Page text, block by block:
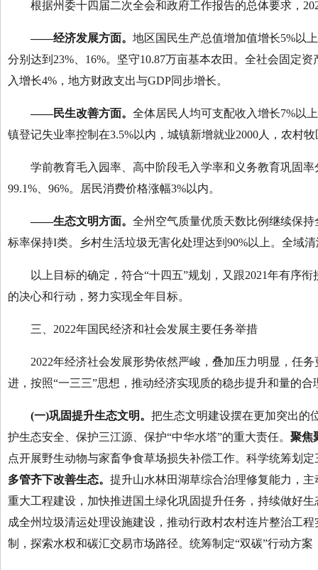
根据州委十四届二次全会和政府工作报告的总体要求，
——经济发展方面。 地区国民生产总值增加值增长5%以
分别达到23%、16%。坚守10.87万亩基本农田。全社会固定
入增长4%，地方财政支出与GDP同步增长。
——民生改善方面。 全体居民人均可支配收入增长7%以
镇登记失业率控制在3.5%以内，城镇新增就业2000人，农村
学前教育毛入园率、高中阶段毛入学率和义务教育巩固率
99.1%、96%。居民消费价格涨幅3%以内。
——生态文明方面。 全州空气质量优质天数比例继续保
标率保持I类。乡村生活垃圾无害化处理达到90%以上。全域
以上目标的确定，符合“十四五”规划，又跟2021年有序衔
的决心和行动，努力实现全年目标。
三、2022年国民经济和社会发展主要任务举措
2022年经济社会发展形势依然严峻，叠加压力明显，任务
进，按照“一三三”思想，推动经济实现质的稳步提升和量的
(一)巩固提升生态文明。 把生态文明建设摆在更加突出的
护生态安全、保护三江源、保护“中华水塔”的重大责任。 聚焦
点开展野生动物与家畜争食草场损失补偿工作。科学统筹划
多管齐下改善生态。 提升山水林田湖草综合治理修复能力，
重大工程建设，加快推进国土绿化巩固提升任务，持续做好
成全州垃圾清运处理设施建设，推动行政村农村连片整治工
制，探索水权和碳汇交易市场路径。统筹制定“双碳”行动方